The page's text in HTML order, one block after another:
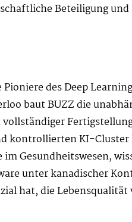
Beteiligung
des Deep
baut BUZZ die
kontrollierten KI-
Gesundheitswesen,
unter kanadischer
hat, die